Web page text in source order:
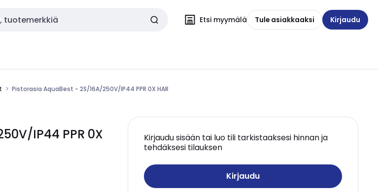
Etsi myymälä Tule asiakkaaksi Kirjaudu
Pistorasia AquaBest - 2S/16A/250V/IP44 PPR 0X HAR
IP44 PPR 0X
Kirjaudu sisään tai luo tili tarkistaaksesi hinnan ja
tehdäksesi tilauksen
Kirjaudu